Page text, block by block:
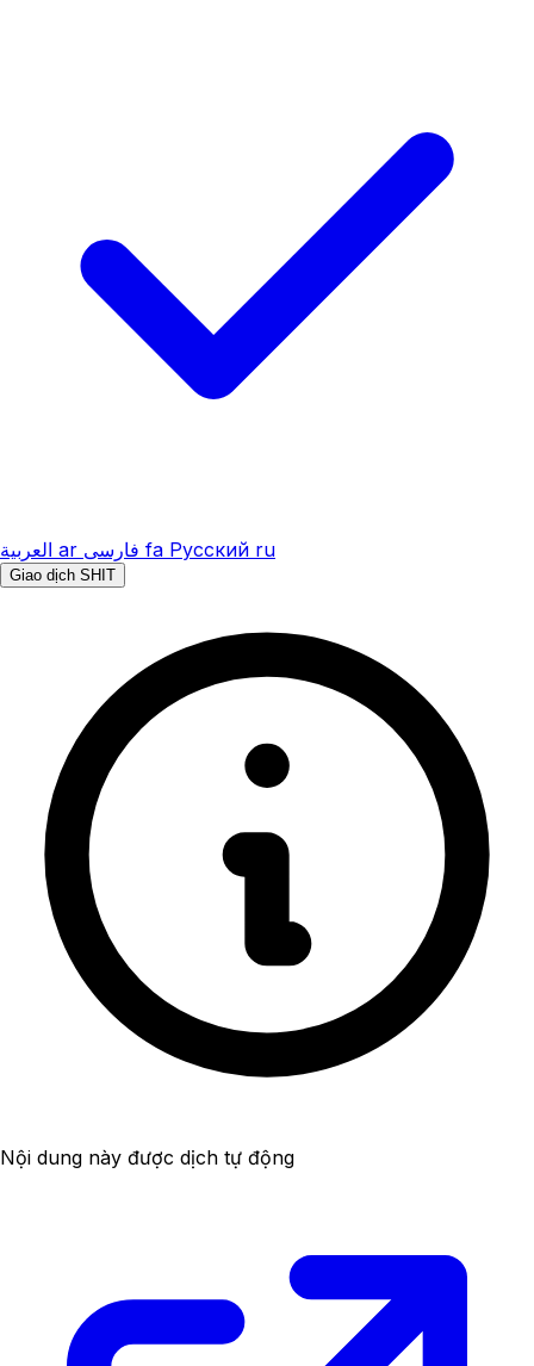
العربية ar فارسی fa Русский ru
Giao dịch SHIT
Nội dung này được dịch tự động